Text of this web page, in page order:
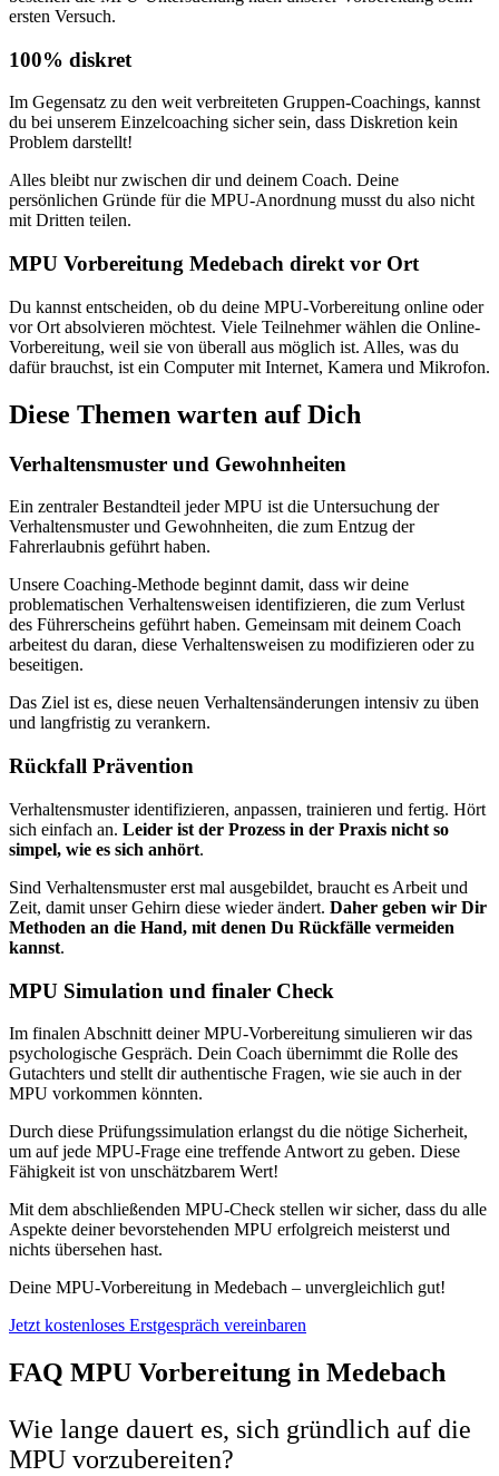
ersten Versuch.
100% diskret
Im Gegensatz zu den weit verbreiteten Gruppen-Coachings, kannst
du bei unserem Einzelcoaching sicher sein, dass Diskretion kein
Problem darstellt!
Alles bleibt nur zwischen dir und deinem Coach. Deine
persönlichen Gründe für die MPU-Anordnung musst du also nicht
mit Dritten teilen.
MPU Vorbereitung Medebach direkt vor Ort
Du kannst entscheiden, ob du deine MPU-Vorbereitung online oder
vor Ort absolvieren möchtest. Viele Teilnehmer wählen die Online-
Vorbereitung, weil sie von überall aus möglich ist. Alles, was du
dafür brauchst, ist ein Computer mit Internet, Kamera und Mikrofon.
Diese Themen warten auf Dich
Verhaltensmuster und Gewohnheiten
Ein zentraler Bestandteil jeder MPU ist die Untersuchung der
Verhaltensmuster und Gewohnheiten, die zum Entzug der
Fahrerlaubnis geführt haben.
Unsere Coaching-Methode beginnt damit, dass wir deine
problematischen Verhaltensweisen identifizieren, die zum Verlust
des Führerscheins geführt haben. Gemeinsam mit deinem Coach
arbeitest du daran, diese Verhaltensweisen zu modifizieren oder zu
beseitigen.
Das Ziel ist es, diese neuen Verhaltensänderungen intensiv zu üben
und langfristig zu verankern.
Rückfall Prävention
Verhaltensmuster identifizieren, anpassen, trainieren und fertig. Hört
sich einfach an. Leider ist der Prozess in der Praxis nicht so
simpel, wie es sich anhört.
Sind Verhaltensmuster erst mal ausgebildet, braucht es Arbeit und
Zeit, damit unser Gehirn diese wieder ändert. Daher geben wir Dir
Methoden an die Hand, mit denen Du Rückfälle vermeiden
kannst.
MPU Simulation und finaler Check
Im finalen Abschnitt deiner MPU-Vorbereitung simulieren wir das
psychologische Gespräch. Dein Coach übernimmt die Rolle des
Gutachters und stellt dir authentische Fragen, wie sie auch in der
MPU vorkommen könnten.
Durch diese Prüfungssimulation erlangst du die nötige Sicherheit,
um auf jede MPU-Frage eine treffende Antwort zu geben. Diese
Fähigkeit ist von unschätzbarem Wert!
Mit dem abschließenden MPU-Check stellen wir sicher, dass du alle
Aspekte deiner bevorstehenden MPU erfolgreich meisterst und
nichts übersehen hast.
Deine MPU-Vorbereitung in Medebach – unvergleichlich gut!
Jetzt kostenloses Erstgespräch vereinbaren
FAQ MPU Vorbereitung in Medebach
Wie lange dauert es, sich gründlich auf die
MPU vorzubereiten?